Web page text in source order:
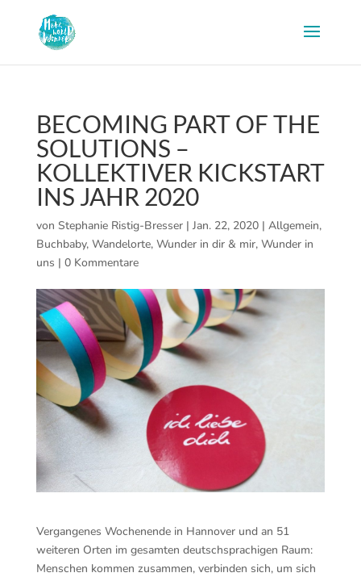
BECOMING PART OF THE
SOLUTIONS –
KOLLEKTIVER KICKSTART
INS JAHR 2020
von Stephanie Ristig-Bresser| Jan. 22, 2020| Allgemein,
Buchbaby, Wandelorte, Wunder in dir & mir, Wunder in
uns | 0 Kommentare
Vergangenes Wochenende in Hannover und an 51
weiteren Orten im gesamten deutschsprachigen Raum:
Menschen kommen zusammen, verbinden sich, um sich